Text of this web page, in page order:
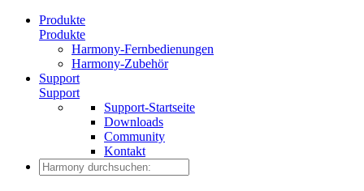
Produkte
Produkte
Harmony-Fernbedienungen
Harmony-Zubehör
Support
Support
Support-Startseite
Downloads
Community
Kontakt